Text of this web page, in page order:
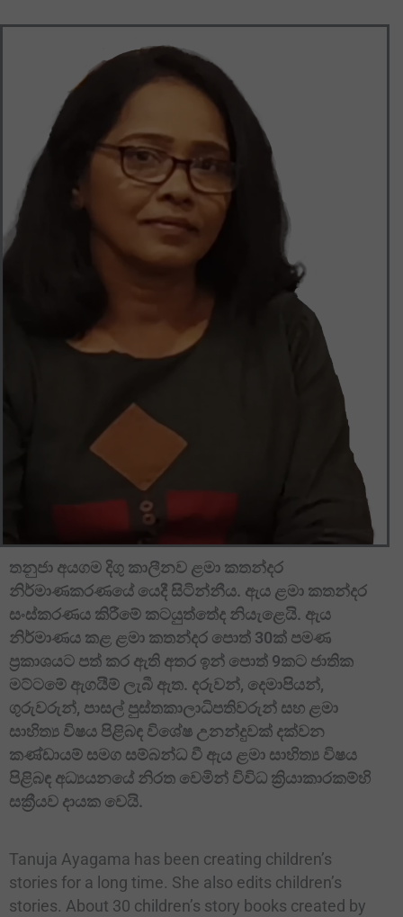
තනුජා අයගම දිගු කාලීනව ළමා කතන්දර
නිර්මාණකරණයේ යෙදී සිටින්නීය. ඇය ළමා කතන්දර
සංස්කරණය කිරීමේ කටයුත්තේද නියැළෙයි. ඇය
නිර්මාණය කළ ළමා කතන්දර පොත් 30ක් පමණ
ප්‍රකාශයට පත් කර ඇති අතර ඉන් පොත් 9කට ජාතික
මට්ටමේ ඇගයීම් ලැබී ඇත. දරුවන්, දෙමාපියන්,
ගුරුවරුන්, පාසල් පුස්තකාලාධිපතිවරුන් සහ ළමා
සාහිත්‍ය විෂය පිළිබඳ විශේෂ උනන්දුවක් දක්වන
කණ්ඩායම් සමග සම්බන්ධ වී ඇය ළමා සාහිත්‍ය විෂය
පිළිබඳ අධ්‍යයනයේ නිරත වෙමින් විවිධ ක්‍රියාකාරකම්හි
සක්‍රීයව දායක වෙයි.
Tanuja Ayagama has been creating children’s
stories for a long time. She also edits children’s
stories. About 30 children’s story books created by